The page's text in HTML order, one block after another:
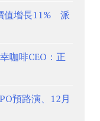
值增長11% 派
咖啡CEO：正
預路演、12月